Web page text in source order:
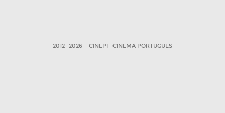
2012—2026 CINEPT-CINEMA PORTUGUES